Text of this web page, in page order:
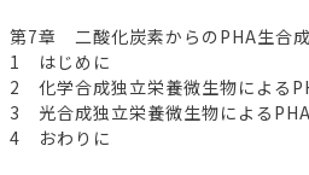
第7章 二酸化炭素からのPHA生合
1 はじめに
2 化学合成独立栄養微生物による
3 光合成独立栄養微生物による
4 おわりに